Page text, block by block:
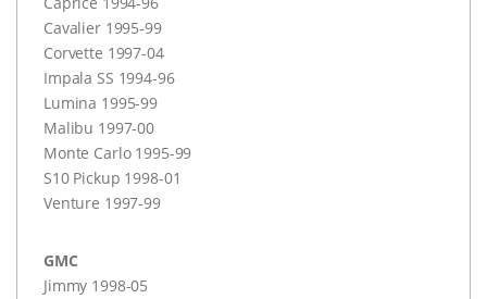
Cavalier 1995-99
Corvette 1997-04
Impala SS 1994-96
Lumina 1995-99
Malibu 1997-00
Monte Carlo 1995-99
S10 Pickup 1998-01
Venture 1997-99
GMC
Jimmy 1998-05